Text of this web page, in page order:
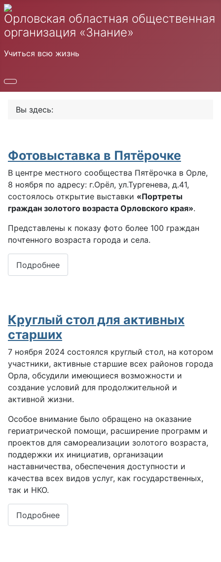
Орловская областная общественная
организация «Знание»
Учиться всю жизнь
Вы здесь:
Фотовыставка в Пятёрочке
В центре местного сообщества Пятёрочка в Орле,
8 ноября по адресу: г.Орёл, ул.Тургенева, д.41,
состоялось открытие выставки «Портреты
граждан золотого возраста Орловского края».
Представлены к показу фото более 100 граждан
почтенного возраста города и села.
Подробнее
Круглый стол для активных
старших
7 ноября 2024 состоялся круглый стол, на котором
участники, активные старшие всех районов города
Орла, обсудили имеющиеся возможности и
создание условий для продолжительной и
активной жизни.
Особое внимание было обращено на оказание
гериатрической помощи, расширение программ и
проектов для самореализации золотого возраста,
поддержки их инициатив, организации
наставничества, обеспечения доступности и
качества всех видов услуг, как государственных,
так и НКО.
Подробнее